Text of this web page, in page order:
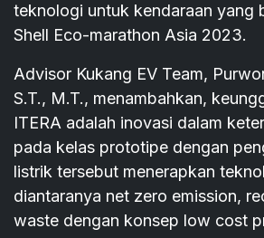
teknologi untuk kendaraan yang
Shell Eco-marathon Asia 2023.
Advisor Kukang EV Team,
S.T., M.T., menambahkan,
ITERA adalah inovasi dalam
pada kelas prototipe dengan
listrik tersebut menerapkan
diantaranya net zero emission,
waste dengan konsep low cost